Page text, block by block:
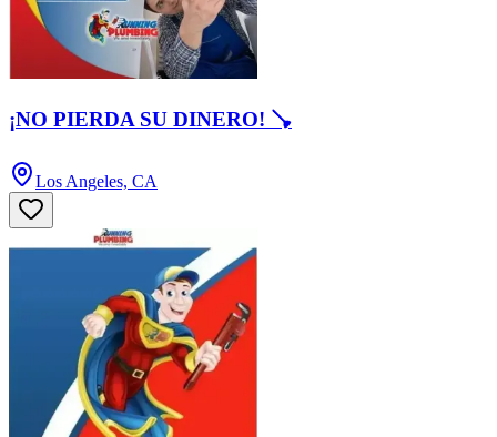
¡NO PIERDA SU DINERO! 🪠
Los Angeles, CA